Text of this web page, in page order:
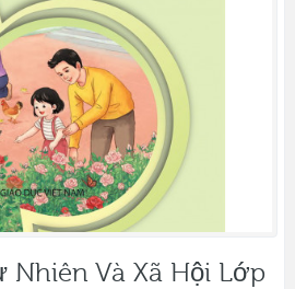
Nhiên Và Xã Hội Lớp